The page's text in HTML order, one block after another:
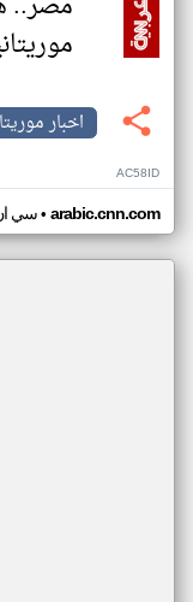
اخبار
AC58ID
سي• arabic.cnn.com